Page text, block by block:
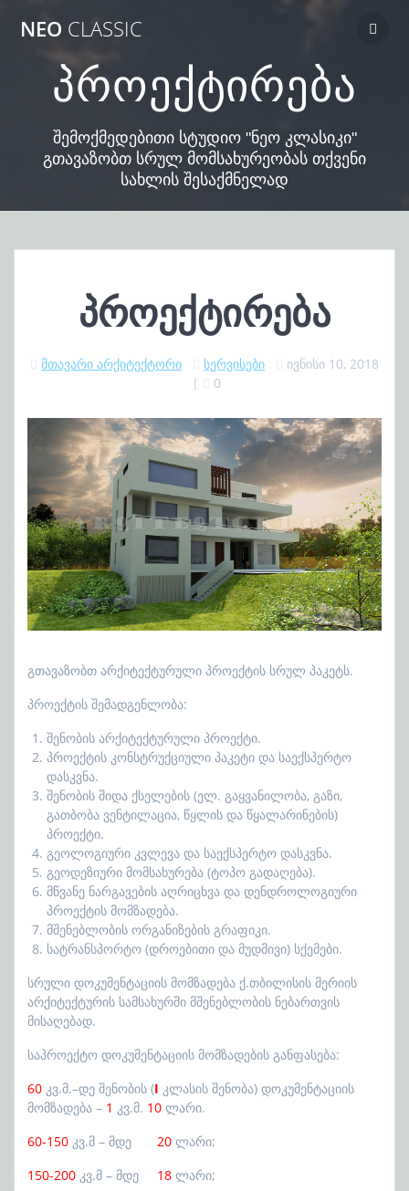
NEO CLASSIC
პროექტირება
შემოქმედებითი სტუდიო "ნეო კლასიკი"
გთავაზობთ სრულ მომსახურეობას თქვენი
სახლის შესაქმნელად
პროექტირება
მთავარი არქიტექტორი სერვისები
ივნისი 10, 2018
|
0
გთავაზობთ არქიტექტურული პროექტის სრულ პაკეტს.
პროექტის შემადგენლობა:
შენობის არქიტექტურული პროექტი.
პროექტის კონსტრუქციული პაკეტი და საექსპერტო
დასკვნა.
შენობის შიდა ქსელების (ელ. გაყვანილობა, გაზი,
გათბობა ვენტილაცია, წყლის და წყალარინების)
პროექტი.
გეოლოგიური კვლევა და საექსპერტო დასკვნა.
გეოდეზიური მომსახურება (ტოპო გადაღება).
მწვანე ნარგავების აღრიცხვა და დენდროლოგიური
პროექტის მომზადება.
მშენებლობის ორგანიზების გრაფიკი.
სატრანსპორტო (დროებითი და მუდმივი) სქემები.
სრული დოკუმენტაციის მომზადება ქ.თბილისის მერიის
არქიტექტურის სამსახურში მშენებლობის ნებართვის
მისაღებად.
საპროექტო დოკუმენტაციის მომზადების განფასება:
60 კვ.მ.–დე შენობის (I კლასის შენობა) დოკუმენტაციის
მომზადება – 1 კვ.მ. 10 ლარი.
60-150 კვ.მ – მდე 20 ლარი;
150-200 კვ.მ – მდე 18 ლარი;